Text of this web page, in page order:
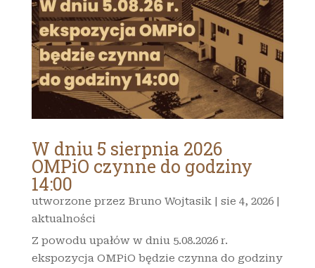
W dniu 5 sierpnia 2026
OMPiO czynne do godziny
14:00
utworzone przez Bruno Wojtasik| sie 4, 2026|
aktualności
Z powodu upałów w dniu 5.08.2026 r.
ekspozycja OMPiO będzie czynna do godziny